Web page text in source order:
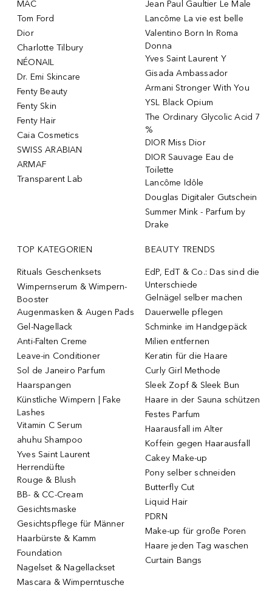
MAC
Tom Ford
Dior
Charlotte Tilbury
NÉONAIL
Dr. Emi Skincare
Fenty Beauty
Fenty Skin
Fenty Hair
Caia Cosmetics
SWISS ARABIAN
ARMAF
Transparent Lab
Jean Paul Gaultier Le Male
Lancôme La vie est belle
Valentino Born In Roma
Donna
Yves Saint Laurent Y
Gisada Ambassador
Armani Stronger With You
YSL Black Opium
The Ordinary Glycolic Acid 7
%
DIOR Miss Dior
DIOR Sauvage Eau de
Toilette
Lancôme Idôle
Douglas Digitaler Gutschein
Summer Mink - Parfum by
Drake
TOP KATEGORIEN
Rituals Geschenksets
Wimpernserum & Wimpern-
Booster
Augenmasken & Augen Pads
Gel-Nagellack
Anti-Falten Creme
Leave-in Conditioner
Sol de Janeiro Parfum
Haarspangen
Künstliche Wimpern | Fake
Lashes
Vitamin C Serum
ahuhu Shampoo
Yves Saint Laurent
Herrendüfte
Rouge & Blush
BB- & CC-Cream
Gesichtsmaske
Gesichtspflege für Männer
Haarbürste & Kamm
Foundation
Nagelset & Nagellackset
Mascara & Wimperntusche
BEAUTY TRENDS
EdP, EdT & Co.: Das sind die
Unterschiede
Gelnägel selber machen
Dauerwelle pflegen
Schminke im Handgepäck
Milien entfernen
Keratin für die Haare
Curly Girl Methode
Sleek Zopf & Sleek Bun
Haare in der Sauna schützen
Festes Parfum
Haarausfall im Alter
Koffein gegen Haarausfall
Cakey Make-up
Pony selber schneiden
Butterfly Cut
Liquid Hair
PDRN
Make-up für große Poren
Haare jeden Tag waschen
Curtain Bangs